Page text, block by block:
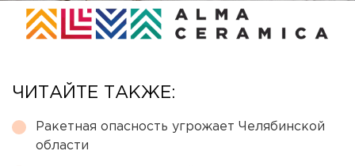
ЧИТАЙТЕ ТАКЖЕ:
Ракетная опасность угрожает Челябинской
области